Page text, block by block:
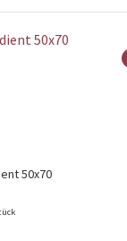
50x70